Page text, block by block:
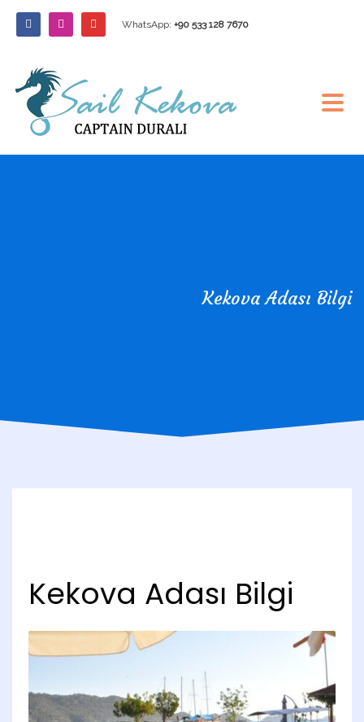
WhatsApp: +90 533 128 7670
Kekova Adası Bilgi
Kekova Adası Bilgi